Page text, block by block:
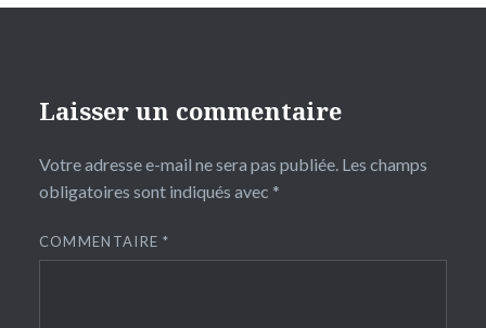
Laisser un commentaire
Votre adresse e-mail ne sera pas publiée. Les champs
obligatoires sont indiqués avec *
COMMENTAIRE*